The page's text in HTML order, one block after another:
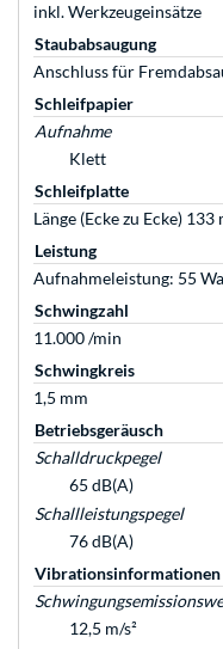
inkl. Werkzeugeinsätze
Staubabsaugung
Anschluss für
Schleifpapier
Aufnahme
Klett
Schleifplatte
Länge (Ecke zu Ecke) 133
Leistung
Aufnahmeleistung: 55
Schwingzahl
11.000 /min
Schwingkreis
1,5 mm
Betriebsgeräusch
Schalldruckpegel
65 dB(A)
Schallleistungspegel
76 dB(A)
Vibrationsinformationen
12,5 m/s²